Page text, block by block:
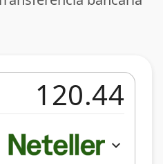
expand_more